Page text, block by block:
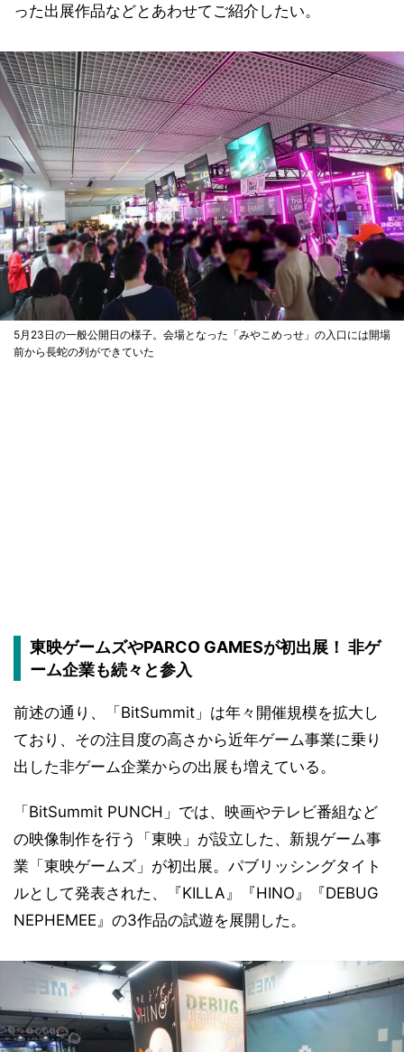
った出展作品などとあわせてご紹介したい。
5月23日の一般公開日の様子。会場となった「みやこめっせ」の入口には開場
前から長蛇の列ができていた
東映ゲームズやPARCO GAMESが初出展！ 非ゲ
ーム企業も続々と参入
前述の通り、「BitSummit」は年々開催規模を拡大し
ており、その注目度の高さから近年ゲーム事業に乗り
出した非ゲーム企業からの出展も増えている。
「BitSummit PUNCH」では、映画やテレビ番組など
の映像制作を行う「東映」が設立した、新規ゲーム事
業「東映ゲームズ」が初出展。パブリッシングタイト
ルとして発表された、『KILLA』『HINO』『DEBUG
NEPHEMEE』の3作品の試遊を展開した。